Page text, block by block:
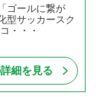
ゴールに繋が
型サッカースク
・・・
細を見る